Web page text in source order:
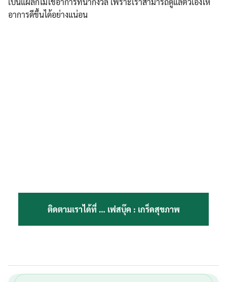
อาการดีขึ้นได้อย่างแน่อน
ติดตามเราได้ที่ … เฟสบุ๊ค : เกร็ดสุขภาพ